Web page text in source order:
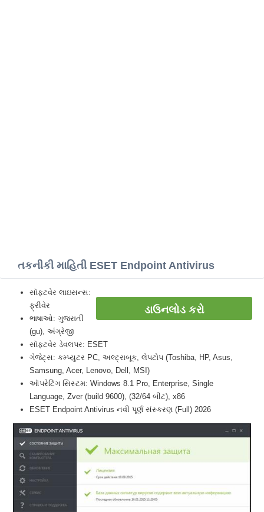
તકનીકી માહિતી ESET Endpoint Antivirus
ડાઉનલોડ કરો
સૉફ્ટવેર લાઇસન્સ:
ફ્રીવેર
ભાષાઓ: ગુજરાતીં
(gu), અંગ્રેજી
સૉફ્ટવેર ડેવલપર: ESET
ગેજેટ્સ: કમ્પ્યુટર PC, અલ્ટ્રાબૂક, લેપટોપ (Toshiba, HP, Asus,
Samsung, Acer, Lenovo, Dell, MSI)
ઑપરેટિંગ સિસ્ટમ: Windows 8.1 Pro, Enterprise, Single
Language, Zver (build 9600), (32/64 બીટ), x86
ESET Endpoint Antivirus નવી પૂર્ણ સંસ્કરણ (Full) 2026